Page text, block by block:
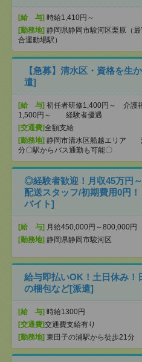
[給 与] 時給1,410円～
[勤務地] 静岡県静岡市駿河区栗原（
合運動場駅）
【急募】清水区・資格を生
遣]
[給 与] 初任者研修1,400円～ 介護
1,500円～ 経験者優遇
[交通費]全額支給
[勤務地] 静岡市清水区船越エリア
分〇駅からバス通勤も可能〇
◎経験者歓迎！月収45万円
配送スタッフ/初期費用0円
バイト]
[給 与] 月給450,000円～800,000円
[勤務地] 静岡県静岡市駿河区
給与即払いOK！土日休み！
の梱包など[派遣]
[給 与] 時給1300円
[交通費]交通費支給有り
[勤務地] 東田子の浦駅から徒歩21分